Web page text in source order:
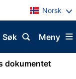
Norsk
Meny
Søk
dokumentet